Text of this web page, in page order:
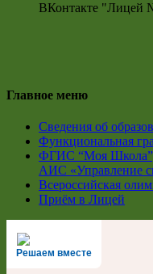
ВКонтакте "Лицей
Главное меню
Сведения об
Функциональная
ФГИС “Моя Школа”,
АИС «Управление
Всероссийская
Приём в Лицей
Решаем вместе